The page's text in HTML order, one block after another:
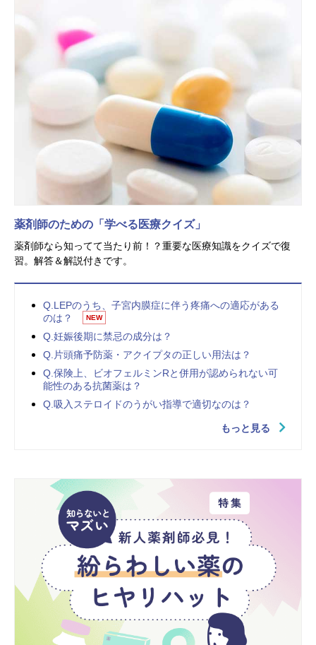
薬剤師のための「学べる医療クイズ」
薬剤師なら知ってて当たり前！？重要な医療知識をクイズで復
習。解答＆解説付きです。
Q.LEPのうち、子宮内膜症に伴う疼痛への適応がある
のは？
NEW
Q.妊娠後期に禁忌の成分は？
Q.片頭痛予防薬・アクイプタの正しい用法は？
Q.保険上、ビオフェルミンRと併用が認められない可
能性のある抗菌薬は？
Q.吸入ステロイドのうがい指導で適切なのは？
もっと見る